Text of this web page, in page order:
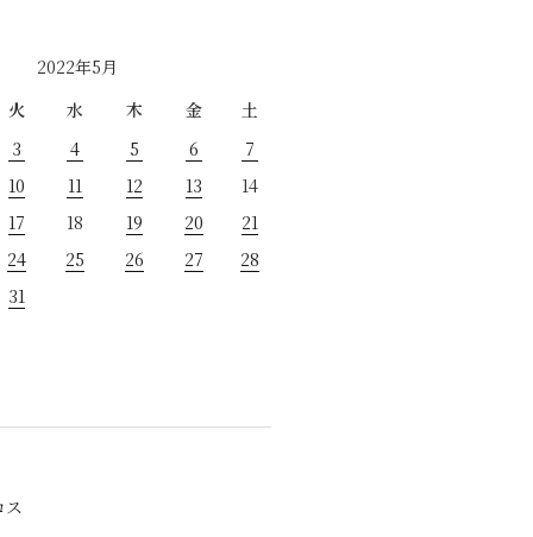
2022年5月
火 水 木 金
土
3 4 5 6
7
10 11 12 13
14
17 18 19 20
21
24 25 26 27
28
31
ス